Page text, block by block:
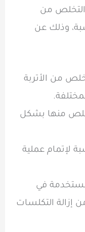
التخلص من
وذلك عن
من الأتربة
منها بشكل
لإتمام عملية
في
إزالة التكلسات